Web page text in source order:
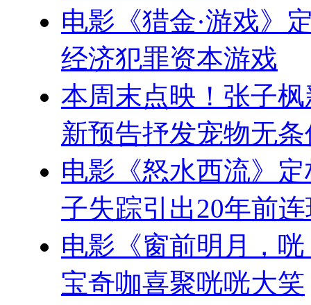
电影《猎金·游戏》
经济犯罪资本游戏
本周末点映！张子
新预告抒发宠物无
电影《怒水西流》
子失踪引出20年前
电影《窗前明月，
宝奇咖喜聚咣咣大笑